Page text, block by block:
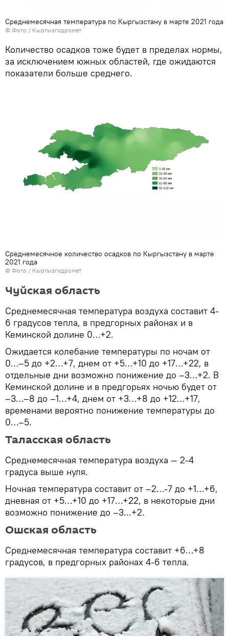
Среднемесячная температура по Кыргызстану в марте 2021 года
© Фото / Кыргызгидромет
Количество осадков тоже будет в пределах нормы,
за исключением южных областей, где ожидаются
показатели больше среднего.
Среднемесячное количество осадков по Кыргызстану в марте
2021 года
© Фото / Кыргызгидромет
Чуйская область
Среднемесячная температура воздуха составит 4-
6 градусов тепла, в предгорных районах и в
Кеминской долине 0…+2.
Ожидается колебание температуры по ночам от
0…–5 до +2…+7, днем от +5…+10 до +17…+22, в
отдельные дни возможно понижение до –3…+2. В
Кеминской долине и в предгорьях ночью будет от
–3…–8 до –1…+4, днем от +3…+8 до +12…+17,
временами вероятно понижение температуры до
0…–5.
Таласская область
Среднемесячная температура воздуха — 2-4
градуса выше нуля.
Ночная температура составит от –2…-7 до +1…+6,
дневная от +5…+10 до +17…+22, в некоторые дни
возможно понижение до –3...+2.
Ошская область
Среднемесячная температура составит +6…+8
градусов, в предгорных районах 4-6 тепла.